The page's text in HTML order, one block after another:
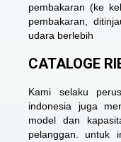
pembakaran (ke
pembakaran,
udara berlebih
CATALOGE
Kami selaku
indonesia juga
model dan
pelanggan. untuk